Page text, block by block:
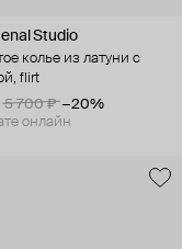
Studio
колье из латуни с
flirt
5 700 ₽ −20%
онлайн